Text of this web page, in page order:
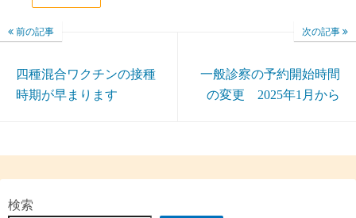
前の記事
四種混合ワクチンの接種
時期が早まります
次の記事
一般診察の予約開始時間
の変更 2025年1月から
検索